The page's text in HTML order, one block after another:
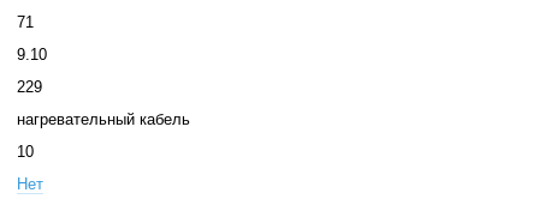
71
9.10
229
нагревательный кабель
10
Нет